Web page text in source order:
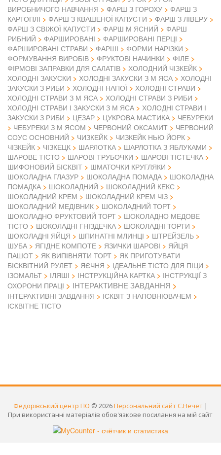
ВИРОБНИЧОГО НАВЧАННЯ
ФАРШ З ГОРОХУ
ФАРШ З
КАРТОПЛІ
ФАРШ З КВАШЕНОЇ КАПУСТИ
ФАРШ З ЛІВЕРУ
ФАРШ З СВІЖОЇ КАПУСТИ
ФАРШ М ЯСНИЙ
ФАРШ
РИБНИЙ
ФАРШИРОВАНІ
ФАРШИРОВАНІ ПЕРЦІ
ФАРШИРОВАНІ СТРАВИ
ФАРШІ
ФОРМИ НАРІЗКИ
ФОРМУВАННЯ ВИРОБІВ
ФРУКТОВІ НАЧИНКИ
ФІЛЕ
ФІРМОВІ ЗАПРАВКИ ДЛЯ САЛАТІВ
ХОЛОДНИЙ ЧІЗКЕЙК
ХОЛОДНІ ЗАКУСКИ
ХОЛОДНІ ЗАКУСКИ З М ЯСА
ХОЛОДНІ
ЗАКУСКИ З РИБИ
ХОЛОДНІ НАПОЇ
ХОЛОДНІ СТРАВИ
ХОЛОДНІ СТРАВИ З М ЯСА
ХОЛОДНІ СТРАВИ З РИБИ
ХОЛОДНІ СТРАВИ І ЗАКУСКИ З М ЯСА
ХОЛОДНІ СТРАВИ І
ЗАКУСКИ З РИБИ
ЦЕЗАР ЦУКРОВА МАСТИКА
ЧЕБУРЕКИ
ЧЕБУРЕКИ З М ЯСОМ
ЧЕРВОНИЙ ОКСАМИТ
ЧЕРВОНИЙ
СОУС ОСНОВНИЙ
ЧИЗКЕЙК
ЧИЗКЕЙК НЬЮ ЙОРК
ЧІЗКЕЙК
ЧІЗКЕЦК ШАРЛОТКА
ШАРЛОТКА З ЯБЛУКАМИ
ШАРОВЕ ТІСТО
ШАРОВІ ТРУБОЧКИ
ШАРОВІ ТІСТЕЧКА
ШИФОНОВИЙ БІСКВІТ
ШМАТОЧКИ КРУГЛЯКИ
ШОКОЛАДНА ГЛАЗУР
ШОКОЛАДНА ПОМАДА
ШОКОЛАДНА
ПОМАДКА
ШОКОЛАДНИЙ
ШОКОЛАДНИЙ КЕКС
ШОКОЛАДНИЙ КРЕМ
ШОКОЛАДНИЙ КРЕМ ЧІЗ
ШОКОЛАДНИЙ МЕДІВНИК
ШОКОЛАДНИЙ ТОРТ
ШОКОЛАДНО ФРУКТОВИЙ ТОРТ
ШОКОЛАДНО МЕДОВЕ
ТІСТО
ШОКОЛАДНІ ГНІЗДЕЧКА
ШОКОЛАДНІ ТОРТИ
ШОКОЛАДНІ ЯЙЦЯ
ШПИНАТНІ МЛИНЦІ
ШТРЕЙЗЕЛЬ
ШУБА
ЯГІДНЕ КОМПОТЕ ЯЗИЧКИ ШАРОВІ
ЯЙЦЯ
ПАШОТ
ЯК ВИПІВНЯТИ ТОРТ
ЯК ПРИГОТУВАТИ
БІСКВІТНИЙ РУЛЕТ
ЯЄЧНЯ
ІДЕАЛЬНЕ ТІСТО ДЛЯ ПІЦИ
ІЗОМАЛЬТ
ІЛЯШІ ІНСТРУКЦІЙНА КАРТКА
ІНСТРУКЦІЇ З
ОХОРОНИ ПРАЦІ
ІНТЕРАКТИВНЕ ЗАВДАННЯ
ІНТЕРАКТИВНІ ЗАВДАННЯ
ІСКВІТ З НАПОВНЮВАЧЕМ
ІСКВІТНЕ ТІСТО
Федорівський центр ПО © 2026Персональний сайт С.Нечет |
При використанні матеріалів обов'язкове посилання на мій сайт